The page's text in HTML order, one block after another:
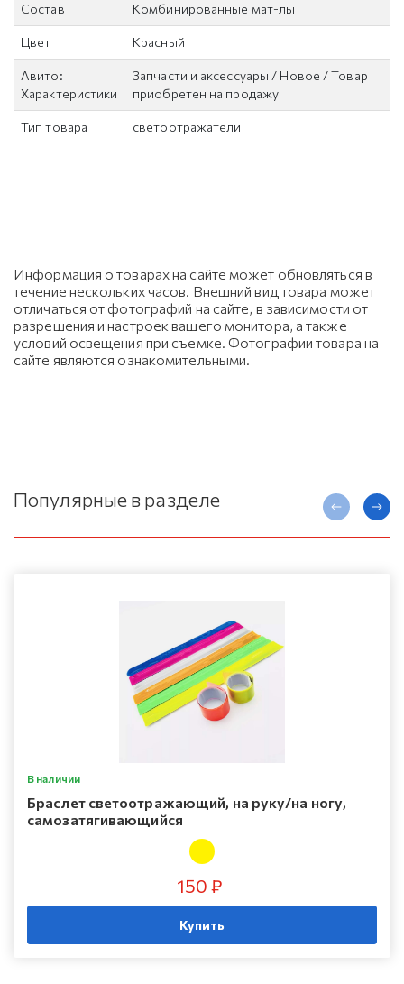
Состав Комбинированные мат-лы
Цвет Красный
Авито:
Характеристики
Запчасти и аксессуары / Новое / Товар
приобретен на продажу
Тип товара светоотражатели
Информация о товарах на сайте может обновляться в
течение нескольких часов. Внешний вид товара может
отличаться от фотографий на сайте, в зависимости от
разрешения и настроек вашего монитора, а также
условий освещения при съемке. Фотографии товара на
сайте являются ознакомительными.
Популярные в разделе
В наличии
Браслет светоотражающий, на руку/на ногу,
самозатягивающийся
150 ₽
Купить